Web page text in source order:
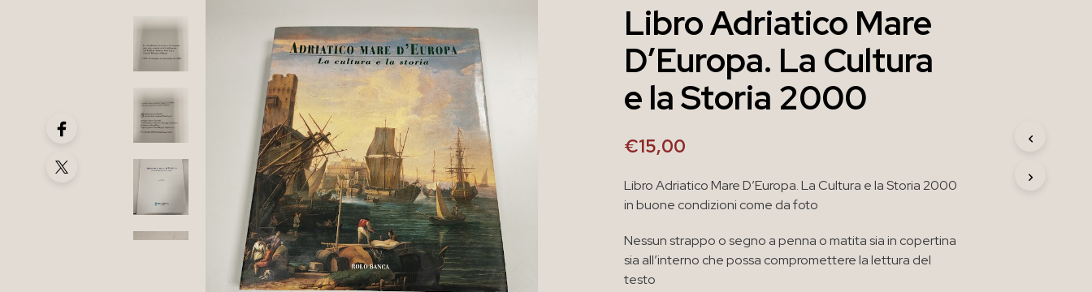
Libro Adriatico Mare
D’Europa. La Cultura
e la Storia 2000
€15,00
Libro Adriatico Mare D’Europa. La Cultura e la Storia 2000
in buone condizioni come da foto
Nessun strappo o segno a penna o matita sia in copertina
sia all’interno che possa compromettere la lettura del
testo